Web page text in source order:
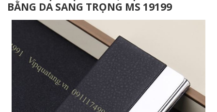
BẰNG DA SANG TRỌNG MS 19199